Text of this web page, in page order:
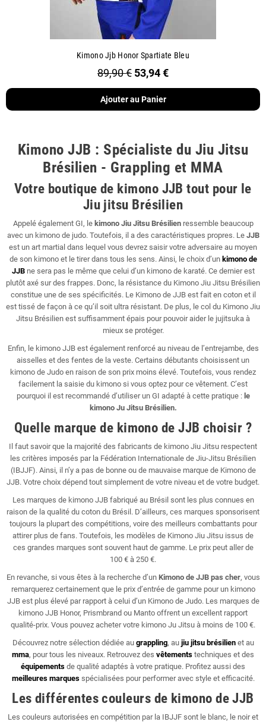
Kimono Jjb Honor Spartiate Bleu
89,90 € 53,94 €
Ajouter au Panier
Kimono JJB : Spécialiste du Jiu Jitsu
Brésilien - Grappling et MMA
Votre boutique de kimono JJB tout pour le
Jiu jitsu Brésilien
Appelé également GI, le kimono Jiu Jitsu Brésilienressemble beaucoup
avec un kimono de judo. Toutefois, il a des caractéristiques propres. Le JJB
est un art martial dans lequel vous devrez saisir votre adversaire au moyen
de son kimono et le tirer dans tous les sens. Ainsi, le choix d’un kimono de
JJBne sera pas le même que celui d’un kimono de karaté. Ce dernier est
plutôt axé sur des frappes. Donc, la résistance du Kimono Jiu Jitsu Brésilien
constitue une de ses spécificités. Le Kimono de JJB est fait en coton et il
est tissé de façon à ce qu’il soit ultra résistant. De plus, le col du Kimono Jiu
Jitsu Brésilien est suffisamment épais pour pouvoir aider le jujitsuka à
mieux se protéger.
Enfin, le kimono JJB est également renforcé au niveau de l’entrejambe, des
aisselles et des fentes de la veste. Certains débutants choisissent un
kimono de Judo en raison de son prix moins élevé. Toutefois, vous rendez
facilement la saisie du kimono si vous optez pour ce vêtement. C’est
pourquoi il est recommandé d’utiliser un GI adapté à cette pratique : le
kimono Ju Jitsu Brésilien.
Quelle marque de kimono de JJB choisir ?
Il faut savoir que la majorité des fabricants de kimono Jiu Jitsu respectent
les critères imposés par la Fédération Internationale de Jiu-Jitsu Brésilien
(IBJJF). Ainsi, il n’y a pas de bonne ou de mauvaise marque de Kimono de
JJB. Votre choix dépend tout simplement de votre niveau et de votre budget.
Les marques de kimono JJB fabriqué au Brésil sont les plus connues en
raison de la qualité du coton du Brésil. D’ailleurs, ces marques sponsorisent
toujours la plupart des compétitions, voire des meilleurs combattants pour
attirer plus de fans. Toutefois, les modèles de Kimono Jiu Jitsu issus de
ces grandes marques sont souvent haut de gamme. Le prix peut aller de
100 € à 250 €.
En revanche, si vous êtes à la recherche d’un Kimono de JJB pas cher, vous
remarquerez certainement que le prix d’entrée de gamme pour un kimono
JJB est plus élevé par rapport à celui d’un Kimono de Judo. Les marques de
kimono JJB Honor, Prismbrand ou Manto offrent un excellent rapport
qualité-prix. Vous pouvez acheter votre kimono Ju Jitsu à moins de 100 €.
Découvrez notre sélection dédiée au grappling, au jiu jitsu brésilienet au
mma, pour tous les niveaux. Retrouvez des vêtements techniques et des
équipements de qualité adaptés à votre pratique. Profitez aussi des
meilleures marquesspécialisées pour performer avec style et efficacité.
Les différentes couleurs de kimono de JJB
Les couleurs autorisées en compétition par la IBJJF sont le blanc, le noir et